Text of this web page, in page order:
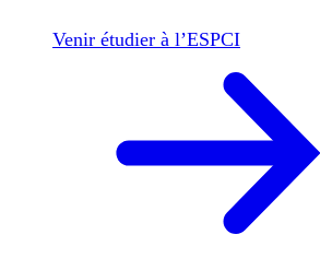
Venir étudier à l’ESPCI